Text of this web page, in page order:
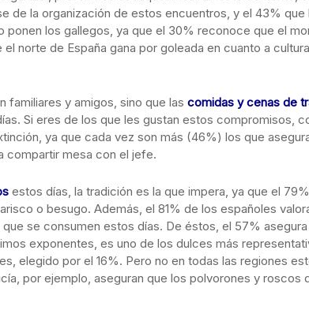
de la organización de estos encuentros, y el 43% que
ponen los gallegos, ya que el 30% reconoce que el
norte de España gana por goleada en cuanto a cultura
familiares y amigos, sino que las comidas y cenas de
Si eres de los que les gustan estos compromisos,
ya que cada vez son más (46%) los que
compartir mesa con el jefe.
estos días, la tradición es la que impera, ya que el
o besugo. Además, el 81% de los españoles
se consumen estos días. De éstos, el 57%
exponentes, es uno de los dulces más
elegido por el 16%. Pero no en todas las regiones
por ejemplo, aseguran que los polvorones y roscos